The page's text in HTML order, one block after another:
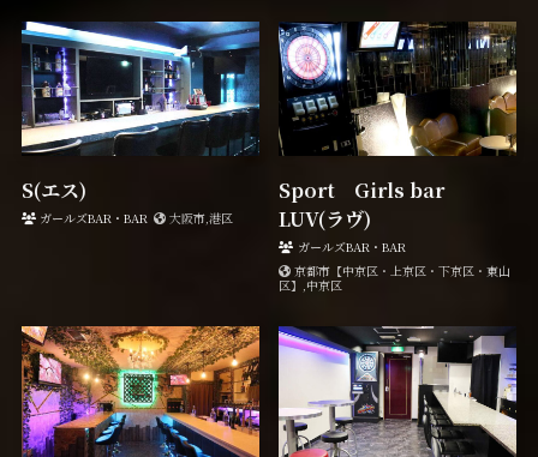
S(エス)
ガールズBAR・BAR 大阪市,港区
Sport Girls bar
LUV(ラヴ)
ガールズBAR・BAR
京都市【中京区・上京区・下京区・東山
区】,中京区